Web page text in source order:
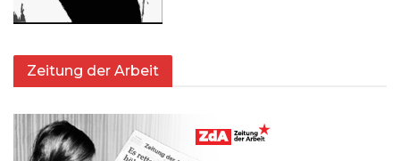
Zeitung der Arbeit